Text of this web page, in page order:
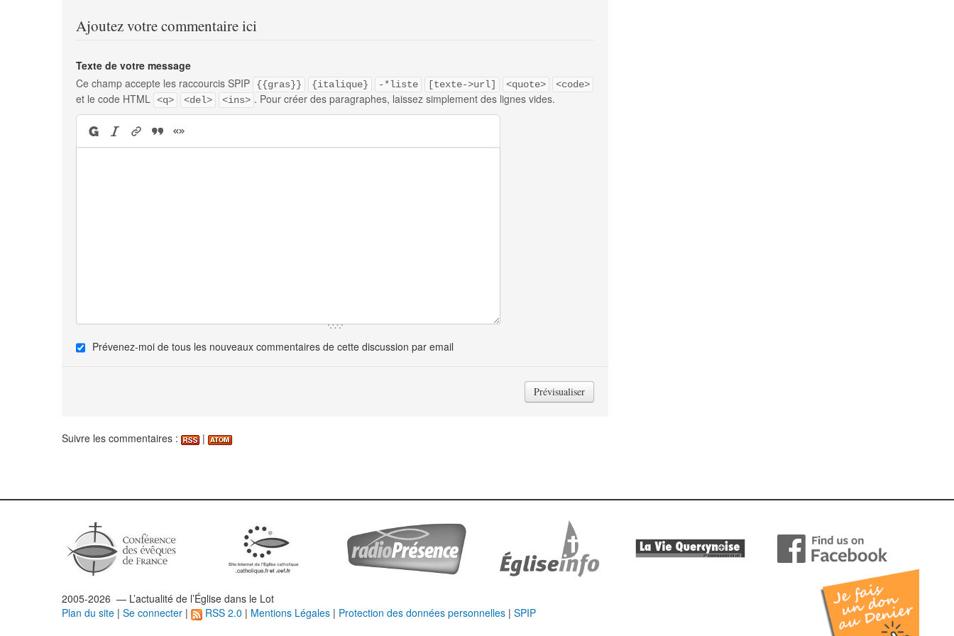
Ajoutez votre commentaire ici
Texte de votre message
Ce champ accepte les raccourcis SPIP
{{gras}} {italique} -*liste [texte->url] <quote> <code>
et le code HTML <q> <del> <ins> . Pour créer des paragraphes, laissez simplement des lignes vides.
Prévenez-moi de tous les nouveaux commentaires de cette discussion par email
Suivre les commentaires : |
2005-2026 — L’actualité de l’Église dans le Lot
Plan du site | Se connecter | RSS 2.0 | Mentions Légales | Protection des données personnelles | SPIP